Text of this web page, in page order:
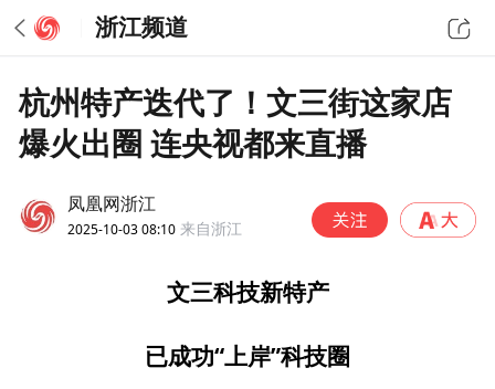
浙江频道
杭州特产迭代了！文三街这家店
爆火出圈 连央视都来直播
凤凰网浙江
2025-10-03 08:10 来自浙江
文三科技新特产
已成功“上岸”科技圈